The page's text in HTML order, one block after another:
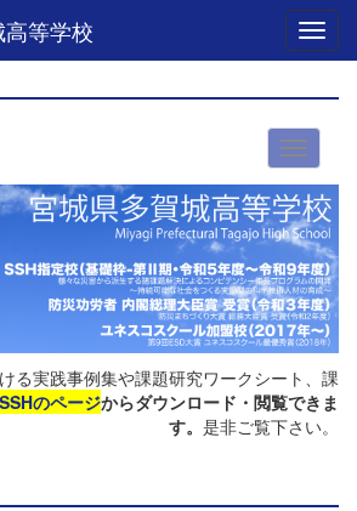
等学校
る実践事例集や課題研究ワークシート、課
SSHのページからダウンロード・閲覧できま
す。 是非ご覧下さい。